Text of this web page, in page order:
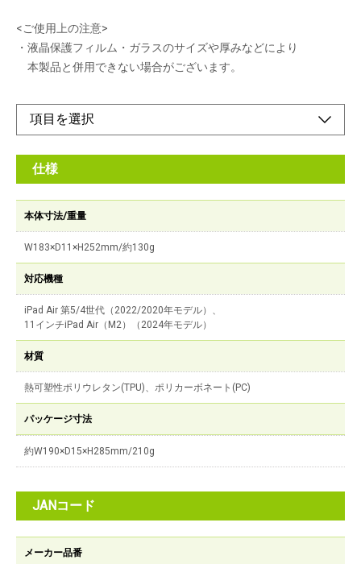
<ご使用上の注意>
・液晶保護フィルム・ガラスのサイズや厚みなどにより
本製品と併用できない場合がございます。
仕様
本体寸法/重量
W183×D11×H252mm/約130g
対応機種
iPad Air 第5/4世代（2022/2020年モデル）、
11インチiPad Air（M2）（2024年モデル）
材質
熱可塑性ポリウレタン(TPU)、ポリカーボネート(PC)
パッケージ寸法
約W190×D15×H285mm/210g
JANコード
メーカー品番